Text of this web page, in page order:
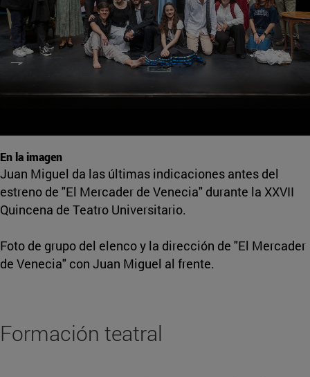
En la imagen
Juan Miguel da las últimas indicaciones antes del
estreno de "El Mercader de Venecia" durante la XXVII
Quincena de Teatro Universitario.
Foto de grupo del elenco y la dirección de "El Mercader
de Venecia" con Juan Miguel al frente.
Formación teatral